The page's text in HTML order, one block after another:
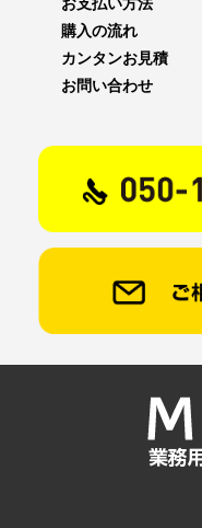
購入の流れ
カンタンお見積
お問い合わせ